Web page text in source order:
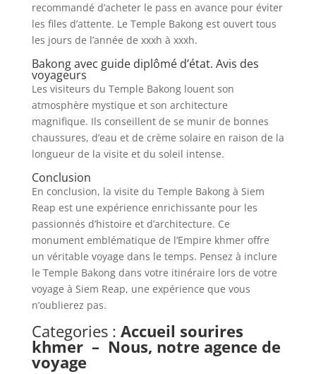
recommandé d’acheter le pass en avance pour éviter
les files d’attente. Le Temple Bakong est ouvert tous
les jours de l’année de xxxh à xxxh.
Bakong avec guide diplômé d’état. Avis des
voyageurs
Les visiteurs du Temple Bakong louent son
atmosphère mystique et son architecture
magnifique. Ils conseillent de se munir de bonnes
chaussures, d’eau et de crème solaire en raison de la
longueur de la visite et du soleil intense.
Conclusion
En conclusion, la visite du Temple Bakong à Siem
Reap est une expérience enrichissante pour les
passionnés d’histoire et d’architecture. Ce
monument emblématique de l’Empire khmer offre
un véritable voyage dans le temps. Pensez à inclure
le Temple Bakong dans votre itinéraire lors de votre
voyage à Siem Reap, une expérience que vous
n’oublierez pas.
Categories : Accueil sourires
khmer– Nous, notre agence de
voyage